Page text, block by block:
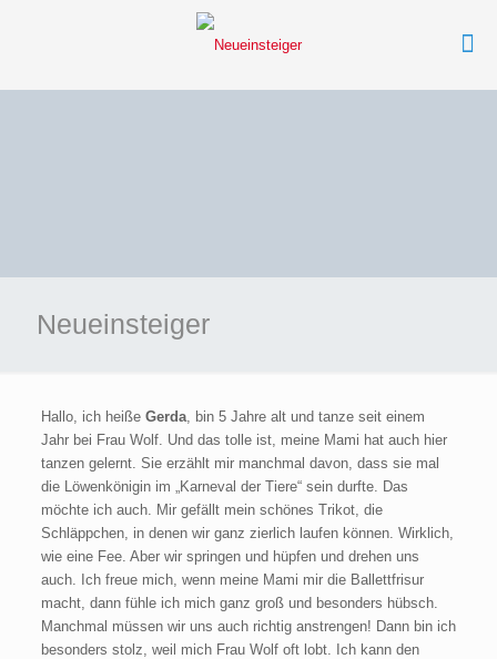
Neueinsteiger
Hallo, ich heiße Gerda, bin 5 Jahre alt und tanze seit einem
Jahr bei Frau Wolf. Und das tolle ist, meine Mami hat auch hier
tanzen gelernt. Sie erzählt mir manchmal davon, dass sie mal
die Löwenkönigin im „Karneval der Tiere“ sein durfte. Das
möchte ich auch. Mir gefällt mein schönes Trikot, die
Schläppchen, in denen wir ganz zierlich laufen können. Wirklich,
wie eine Fee. Aber wir springen und hüpfen und drehen uns
auch. Ich freue mich, wenn meine Mami mir die Ballettfrisur
macht, dann fühle ich mich ganz groß und besonders hübsch.
Manchmal müssen wir uns auch richtig anstrengen! Dann bin ich
besonders stolz, weil mich Frau Wolf oft lobt. Ich kann den